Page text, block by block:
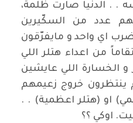
. . الدنيا صارت ظلمة،
عدد من السكّيرين
اي واحد و مايفرّقون
من اعداء هتلر اللي
و الخسارة اللي عايشين
ينتظرون خروج زعيمهم
او (هتلر اعظمية) . .
اوكي ؟؟